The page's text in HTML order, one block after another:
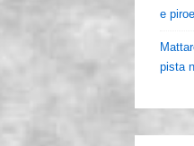
e
pista